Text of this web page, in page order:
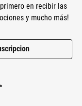
en recibir las
y mucho más!